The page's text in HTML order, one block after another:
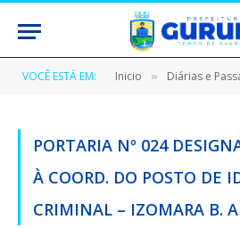
VOCÊ ESTÁ EM: Inicio » Diárias e
PORTARIA Nº 024
À COORD. DO POSTO DE
CRIMINAL – IZOMARA B.